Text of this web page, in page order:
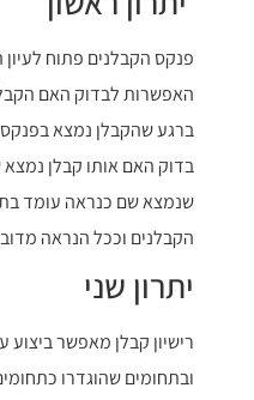
פנקס הקבלנים פתוח
האפשרות לבדוק האם
ברגע שהקבלן נמצא
בדוק האם אותו קבלן נמצא
שנמצא שם כנראה עומד
הקבלנים וככל הנראה
יתרון שני
רישיון קבלן מאפשר ביצוע
ובתחומים שהוגדרו